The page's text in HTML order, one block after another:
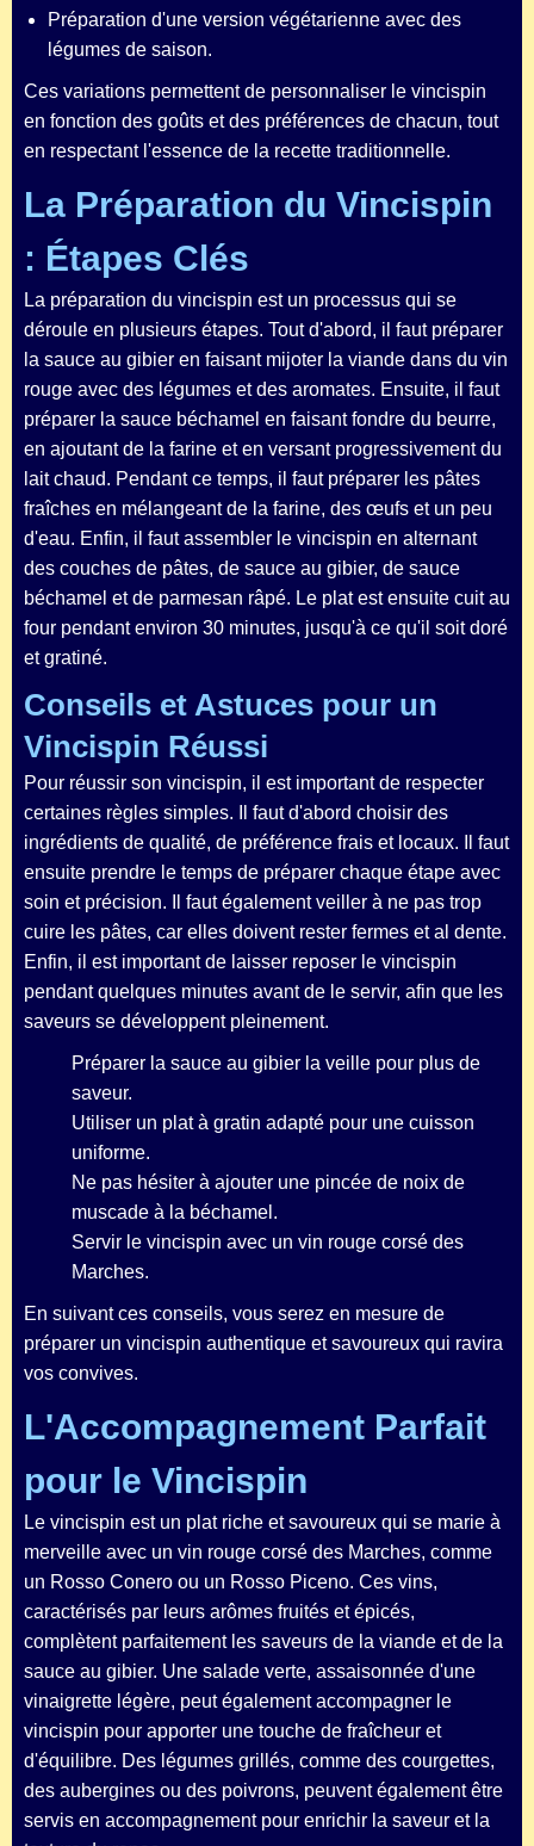
Préparation d'une version végétarienne avec des
légumes de saison.
Ces variations permettent de personnaliser le vincispin
en fonction des goûts et des préférences de chacun, tout
en respectant l'essence de la recette traditionnelle.
La Préparation du Vincispin
: Étapes Clés
La préparation du vincispin est un processus qui se
déroule en plusieurs étapes. Tout d'abord, il faut préparer
la sauce au gibier en faisant mijoter la viande dans du vin
rouge avec des légumes et des aromates. Ensuite, il faut
préparer la sauce béchamel en faisant fondre du beurre,
en ajoutant de la farine et en versant progressivement du
lait chaud. Pendant ce temps, il faut préparer les pâtes
fraîches en mélangeant de la farine, des œufs et un peu
d'eau. Enfin, il faut assembler le vincispin en alternant
des couches de pâtes, de sauce au gibier, de sauce
béchamel et de parmesan râpé. Le plat est ensuite cuit au
four pendant environ 30 minutes, jusqu'à ce qu'il soit doré
et gratiné.
Conseils et Astuces pour un
Vincispin Réussi
Pour réussir son vincispin, il est important de respecter
certaines règles simples. Il faut d'abord choisir des
ingrédients de qualité, de préférence frais et locaux. Il faut
ensuite prendre le temps de préparer chaque étape avec
soin et précision. Il faut également veiller à ne pas trop
cuire les pâtes, car elles doivent rester fermes et al dente.
Enfin, il est important de laisser reposer le vincispin
pendant quelques minutes avant de le servir, afin que les
saveurs se développent pleinement.
Préparer la sauce au gibier la veille pour plus de
saveur.
Utiliser un plat à gratin adapté pour une cuisson
uniforme.
Ne pas hésiter à ajouter une pincée de noix de
muscade à la béchamel.
Servir le vincispin avec un vin rouge corsé des
Marches.
En suivant ces conseils, vous serez en mesure de
préparer un vincispin authentique et savoureux qui ravira
vos convives.
L'Accompagnement Parfait
pour le Vincispin
Le vincispin est un plat riche et savoureux qui se marie à
merveille avec un vin rouge corsé des Marches, comme
un Rosso Conero ou un Rosso Piceno. Ces vins,
caractérisés par leurs arômes fruités et épicés,
complètent parfaitement les saveurs de la viande et de la
sauce au gibier. Une salade verte, assaisonnée d'une
vinaigrette légère, peut également accompagner le
vincispin pour apporter une touche de fraîcheur et
d'équilibre. Des légumes grillés, comme des courgettes,
des aubergines ou des poivrons, peuvent également être
servis en accompagnement pour enrichir la saveur et la